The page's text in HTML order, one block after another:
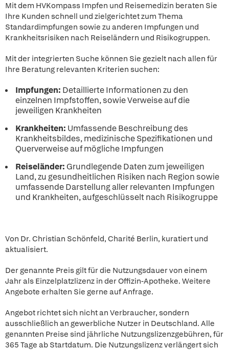
Mit dem HVKompass Impfen und Reisemedizin beraten Sie
Ihre Kunden schnell und zielgerichtet zum Thema
Standardimpfungen sowie zu anderen Impfungen und
Krankheitsrisiken nach Reiseländern und Risikogruppen.
Mit der integrierten Suche können Sie gezielt nach allen für
Ihre Beratung relevanten Kriterien suchen:
Impfungen: Detaillierte Informationen zu den
einzelnen Impfstoffen, sowie Verweise auf die
jeweiligen Krankheiten
Krankheiten: Umfassende Beschreibung des
Krankheitsbildes, medizinische Spezifikationen und
Querverweise auf mögliche Impfungen
Reiseländer: Grundlegende Daten zum jeweiligen
Land, zu gesundheitlichen Risiken nach Region sowie
umfassende Darstellung aller relevanten Impfungen
und Krankheiten, aufgeschlüsselt nach Risikogruppe
Von Dr. Christian Schönfeld, Charité Berlin, kuratiert und
aktualisiert.
Der genannte Preis gilt für die Nutzungsdauer von einem
Jahr als Einzelplatzlizenz in der Offizin-Apotheke. Weitere
Angebote erhalten Sie gerne auf Anfrage.
Angebot richtet sich nicht an Verbraucher, sondern
ausschließlich an gewerbliche Nutzer in Deutschland. Alle
genannten Preise sind jährliche Nutzungslizenzgebühren, für
365 Tage ab Startdatum. Die Nutzungslizenz verlängert sich